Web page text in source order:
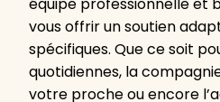
équipe professionnelle et
vous offrir un soutien
spécifiques. Que ce soit
quotidiennes, la
votre proche ou encore